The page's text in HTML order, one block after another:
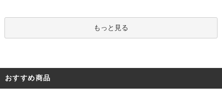
もっと見る
おすすめ商品